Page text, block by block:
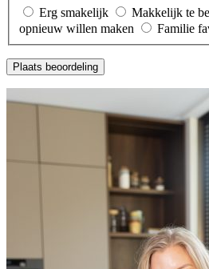
Erg smakelijk
Makkelijk te
opnieuw willen maken
Familie
Plaats beoordeling